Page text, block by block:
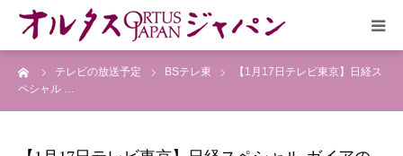
テレビの放送予定 BSテレ東
【1月17日テレビ東京】日経ス
ペシャル …
HOME